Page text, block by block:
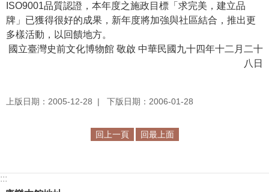
識
我
們
民
ISO9001品質認證，本年度之施政目標「求完美，建立品
牌」已獲得很好的成果，新年度將加強與社區結合，推出更
多樣活動，以回饋地方。
國立臺灣史前文化博物館 敬啟 中華民國九十四年十二月二十
八日
上版日期：2005-12-28 下版日期：2006-01-28
回上一頁 回最上面
:::